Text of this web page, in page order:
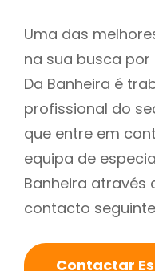
Uma das
na sua busca por
Da Banheira é
profissional do
que entre em
equipa de
Banheira através
contacto
Contactar